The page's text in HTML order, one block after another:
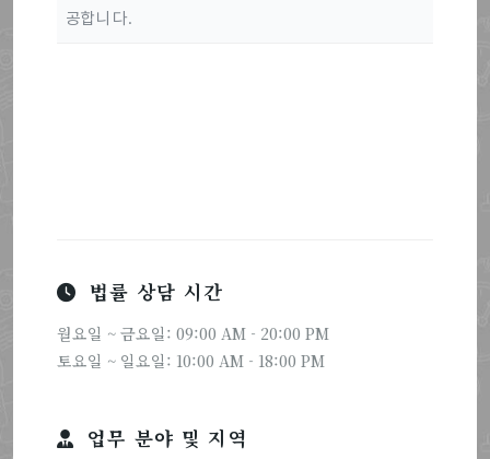
공합니다.
법률 상담 시간
월요일 ~ 금요일: 09:00 AM - 20:00 PM
토요일 ~ 일요일: 10:00 AM - 18:00 PM
업무 분야 및 지역